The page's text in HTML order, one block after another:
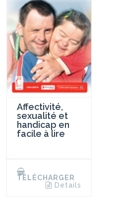
Affectivité,
sexualité et
handicap en
facile à lire
TÉLÉCHARGER
Details